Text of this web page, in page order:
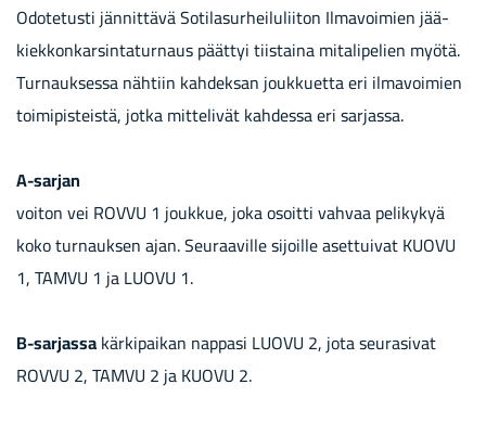
Odo­te­tus­ti jän­nit­tä­vä So­ti­la­sur­hei­lu­lii­ton Il­ma­voi­mien jää­
kiek­kon­kar­sin­ta­tur­naus päät­tyi tiis­tai­na mi­ta­li­pe­lien myötä.
Tur­nauk­ses­sa näh­tiin kah­dek­san jouk­kuet­ta eri il­ma­voi­mien
toi­mi­pis­teis­tä, jotka mit­te­li­vät kah­des­sa eri sar­jas­sa.
A-​sarjan
voi­ton vei ROVVU 1 jouk­kue, joka osoit­ti vah­vaa pe­li­ky­kyä
koko tur­nauk­sen ajan. Seu­raa­vil­le si­joil­le aset­tui­vat KUOVU
1, TAMVU 1 ja LUOVU 1.
B-​sarjassakär­ki­pai­kan nap­pa­si LUOVU 2, jota seu­ra­si­vat
ROVVU 2, TAMVU 2 ja KUOVU 2.